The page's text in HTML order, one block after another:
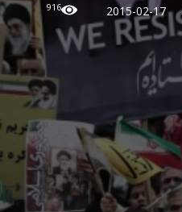
2015-02-17
916